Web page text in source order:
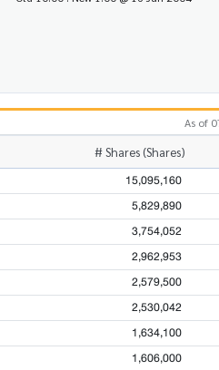
As of
# Shares (Shares)
15,095,160
5,829,890
3,754,052
2,962,953
2,579,500
2,530,042
1,634,100
1,606,000